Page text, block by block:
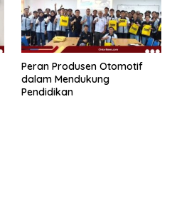
Peran Produsen Otomotif
dalam Mendukung
Pendidikan